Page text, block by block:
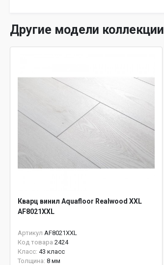
Другие модели коллекции
Кварц винил Aquafloor Realwood XXL
AF8021XXL
Артикул AF8021XXL
Код товара 2424
Класс: 43 класс
Толщина: 8 мм